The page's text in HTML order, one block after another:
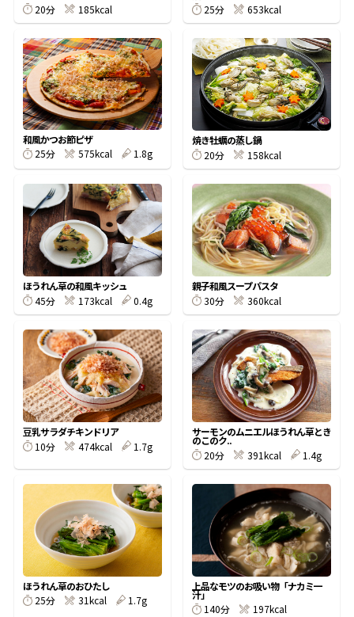
『踊り節』
鰹節屋の
だしパック
だし粉
商品情報一覧
おすすめサイト
新鮮一番
氷熟®︎
だしパック
20分
185kcal
25分
653kcal
和風かつお節ピザ
25分
575kcal 1.8g
焼き牡蠣の蒸し鍋
20分
158kcal
ほうれん草の和風キッシュ
45分
173kcal 0.4g
親子和風スープパスタ
30分
360kcal
豆乳サラダチキンドリア
10分
474kcal 1.7g
サーモンのムニエルほうれん草とき
のこのク..
20分
391kcal 1.4g
ほうれん草のおひたし
25分
31kcal 1.7g
上品なモツのお吸い物「ナカミ一
汁」
140分
197kcal